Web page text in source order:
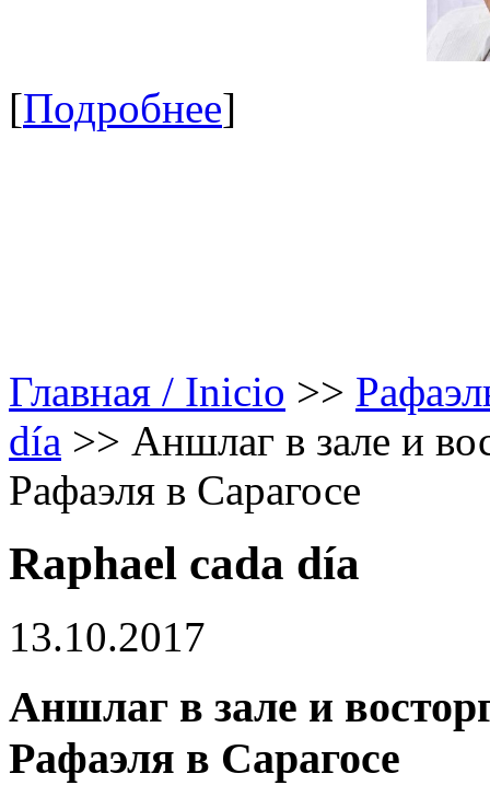
[Подробнее]
Главная / Inicio >>
día >> Аншлаг в зале и
Рафаэля в Сарагосе
Raphael cada día
13.10.2017
Аншлаг в зале и
Рафаэля в Сарагосе